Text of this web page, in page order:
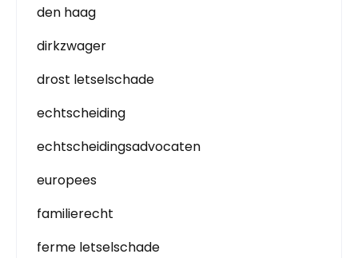
den haag
dirkzwager
drost letselschade
echtscheiding
echtscheidingsadvocaten
europees
familierecht
ferme letselschade